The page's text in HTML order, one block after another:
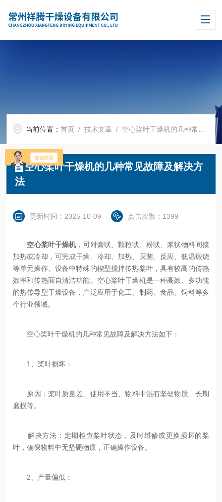
当前位置：首页 /技术文章 / 空心桨叶干燥机的几种常见故障及解决方法
空心桨叶干燥机的几种常见故障及解决方
法
更新时间：2025-10-09 点击次数：1399
空心桨叶干燥机，可对膏状、颗粒状、粉状、浆状物料间接
加热或冷却，可完成干燥、冷却、加热、灭菌、反应、低温煅烧
等单元操作。设备中特殊的楔型搅拌传热桨叶，具有较高的传热
效率和传热面自清洁功能。‌空心桨叶干燥机‌是一种高效、多功能
的热传导型干燥设备，广泛应用于化工、制药、食品、饲料等多
个行业领域。
‌空心桨叶干燥机的几种常见故障及解决方法‌如下：
‌1、桨叶损坏‌：
‌原因‌：桨叶质量差、使用不当、物料中混有坚硬物质、长期
磨损等。
‌解决方法‌：定期检查桨叶状态，及时维修或更换损坏的桨
叶，确保物料中无坚硬物质，正确操作设备‌。
‌2、产量偏低‌：